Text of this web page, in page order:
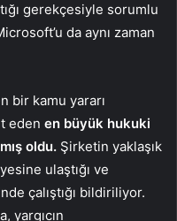
gerekçesiyle sorumlu
da aynı zaman
bir kamu yararı
eden en büyük hukuki
oldu. Şirketin yaklaşık
ulaştığı ve
çalıştığı bildiriliyor.
yargıcın